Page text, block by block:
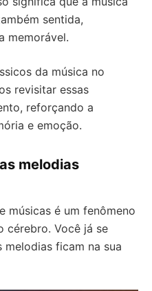
sentida,
memorável.
da música no
revisitar essas
reforçando a
e emoção.
melodias
músicas é um fenômeno
cérebro. Você já se
ficam na sua